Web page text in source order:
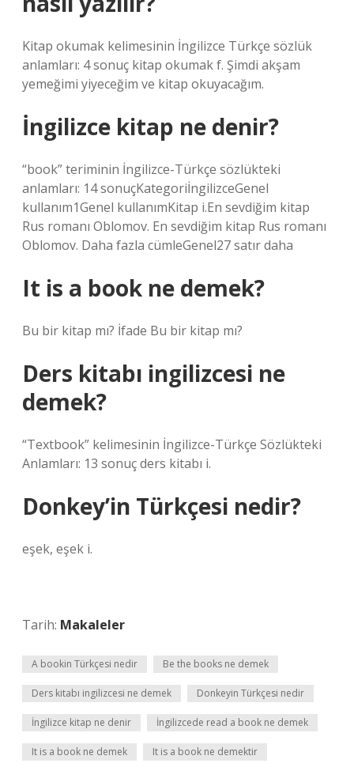
Kitap okumak kelimesinin İngilizce Türkçe sözlük
anlamları: 4 sonuç kitap okumak f. Şimdi akşam
yemeğimi yiyeceğim ve kitap okuyacağım.
İngilizce kitap ne denir?
“book” teriminin İngilizce-Türkçe sözlükteki
anlamları: 14 sonuçKategoriİngilizceGenel
kullanım1Genel kullanımKitap i.En sevdiğim kitap
Rus romanı Oblomov. En sevdiğim kitap Rus romanı
Oblomov. Daha fazla cümleGenel27 satır daha
It is a book ne demek?
Bu bir kitap mı? İfade Bu bir kitap mı?
Ders kitabı ingilizcesi ne
demek?
“Textbook” kelimesinin İngilizce-Türkçe Sözlükteki
Anlamları: 13 sonuç ders kitabı i.
Donkey’in Türkçesi nedir?
eşek, eşek i.
Tarih: Makaleler
A bookin Türkçesi nedir Be the books ne demek
Ders kitabı ingilizcesi ne demek Donkeyin Türkçesi nedir
İngilizce kitap ne denir İngilizcede read a book ne demek
It is a book ne demek It is a book ne demektir